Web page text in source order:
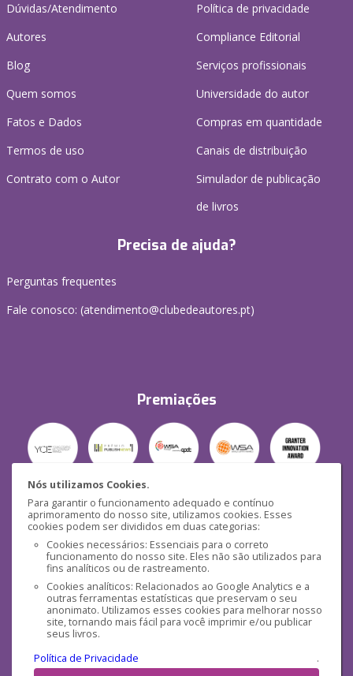
Nós utilizamos Cookies.
Para garantir o funcionamento adequado e contínuo
aprimoramento do nosso site, utilizamos cookies. Esses
cookies podem ser divididos em duas categorias:
Cookies necessários: Essenciais para o correto
funcionamento do nosso site. Eles não são utilizados para
fins analíticos ou de rastreamento.
Cookies analíticos: Relacionados ao Google Analytics e a
outras ferramentas estatísticas que preservam o seu
anonimato. Utilizamos esses cookies para melhorar nosso
site, tornando mais fácil para você imprimir e/ou publicar
seus livros.
Política de Privacidade
.
Dúvidas/Atendimento
Autores
Blog
Quem somos
Fatos e Dados
Termos de uso
Contrato com o Autor
Política de privacidade
Compliance Editorial
Serviços profissionais
Universidade do autor
Compras em quantidade
Canais de distribuição
Simulador de publicação
de livros
Precisa de ajuda?
Perguntas frequentes
Fale conosco: (atendimento@clubedeautores.pt)
Premiações
Segurança
Mídias Sociais